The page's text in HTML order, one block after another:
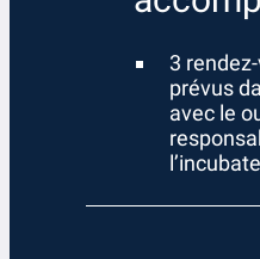
3
prévus
avec le